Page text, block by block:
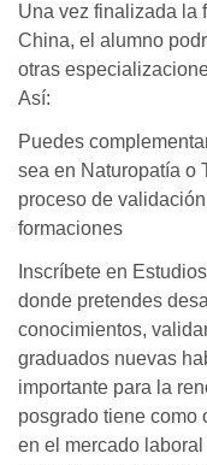
Una vez finalizada la
China, el alumno
otras
Así:
Puedes
sea en Naturopatía o
proceso de
formaciones
Inscríbete en
donde pretendes
conocimientos,
graduados nuevas
importante para la
posgrado tiene como
en el mercado